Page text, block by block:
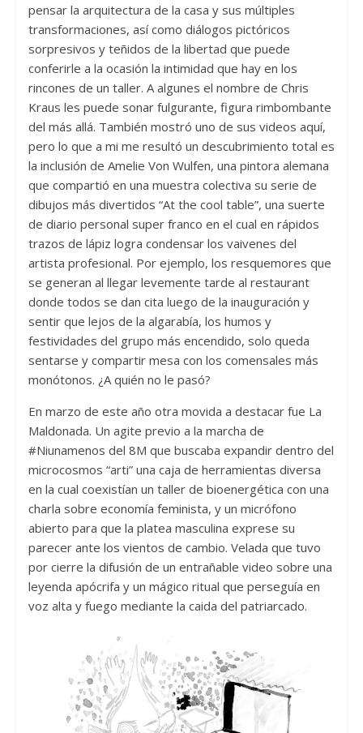
pensar la arquitectura de la casa y sus múltiples
transformaciones, así como diálogos pictóricos
sorpresivos y teñidos de la libertad que puede
conferirle a la ocasión la intimidad que hay en los
rincones de un taller. A algunes el nombre de Chris
Kraus les puede sonar fulgurante, figura rimbombante
del más allá. También mostró uno de sus videos aquí,
pero lo que a mi me resultó un descubrimiento total es
la inclusión de Amelie Von Wulfen, una pintora alemana
que compartió en una muestra colectiva su serie de
dibujos más divertidos “At the cool table”, una suerte
de diario personal super franco en el cual en rápidos
trazos de lápiz logra condensar los vaivenes del
artista profesional. Por ejemplo, los resquemores que
se generan al llegar levemente tarde al restaurant
donde todos se dan cita luego de la inauguración y
sentir que lejos de la algarabía, los humos y
festividades del grupo más encendido, solo queda
sentarse y compartir mesa con los comensales más
monótonos. ¿A quién no le pasó?
En marzo de este año otra movida a destacar fue La
Maldonada. Un agite previo a la marcha de
#Niunamenos del 8M que buscaba expandir dentro del
microcosmos “arti” una caja de herramientas diversa
en la cual coexistían un taller de bioenergética con una
charla sobre economía feminista, y un micrófono
abierto para que la platea masculina exprese su
parecer ante los vientos de cambio. Velada que tuvo
por cierre la difusión de un entrañable video sobre una
leyenda apócrifa y un mágico ritual que perseguía en
voz alta y fuego mediante la caida del patriarcado.